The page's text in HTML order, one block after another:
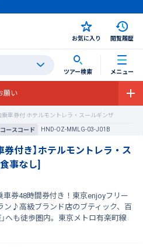
お気に入り 閲覧履歴
ツアー検索 メニュー
願い
乗車券付 ホテルモントレラ・スールギンザ
コースコード
HND-OZ-MMLG-03-J01B
券付き】ホテルモントレラ・ス
事なし]
車券48時間券付き！東京enjoyフリー
ン♪高級ブランド店のブティック、百
へも徒歩圏内。東京メトロ有楽町線